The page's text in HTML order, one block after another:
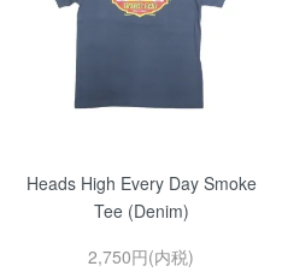
Heads High Every Day Smoke
Tee (Denim)
2,750円(内税)